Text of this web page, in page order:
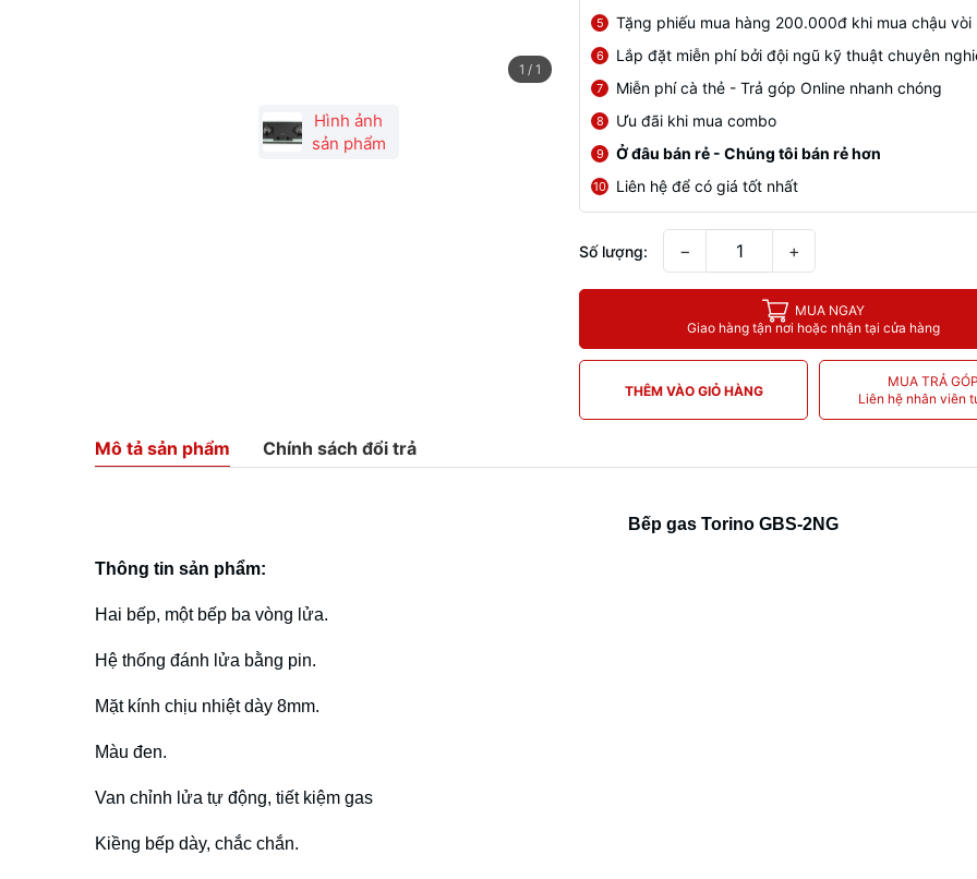
1 / 1
Hình ảnh
sản phẩm
5 Tặng phiếu mua hàng 200.000đ khi mua chậu vòi
6 Lắp đặt miễn phí bởi đội ngũ kỹ thuật chuyên
7 Miễn phí cà thẻ - Trả góp Online nhanh chóng
8 Ưu đãi khi mua combo
9 Ở đâu bán rẻ - Chúng tôi bán rẻ hơn
10 Liên hệ để có giá tốt nhất
Số lượng: − +
MUA NGAY
Giao hàng tận nơi hoặc nhận tại cửa hàng
THÊM VÀO GIỎ HÀNG
MUA TRẢ GÓP
Liên hệ nhân viên
Mô tả sản phẩm Chính sách đổi trả
Bếp gas Torino GBS-2NG
Thông tin sản phẩm:
Hai bếp, một bếp ba vòng lửa.
Hệ thống đánh lửa bằng pin.
Mặt kính chịu nhiệt dày 8mm.
Màu đen.
Van chỉnh lửa tự động, tiết kiệm gas
Kiềng bếp dày, chắc chắn.